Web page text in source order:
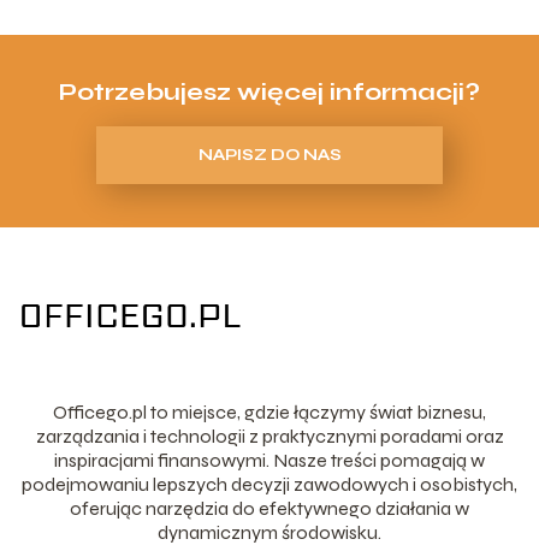
Potrzebujesz więcej informacji?
NAPISZ DO NAS
Officego.pl to miejsce, gdzie łączymy świat biznesu,
zarządzania i technologii z praktycznymi poradami oraz
inspiracjami finansowymi. Nasze treści pomagają w
podejmowaniu lepszych decyzji zawodowych i osobistych,
oferując narzędzia do efektywnego działania w
dynamicznym środowisku.